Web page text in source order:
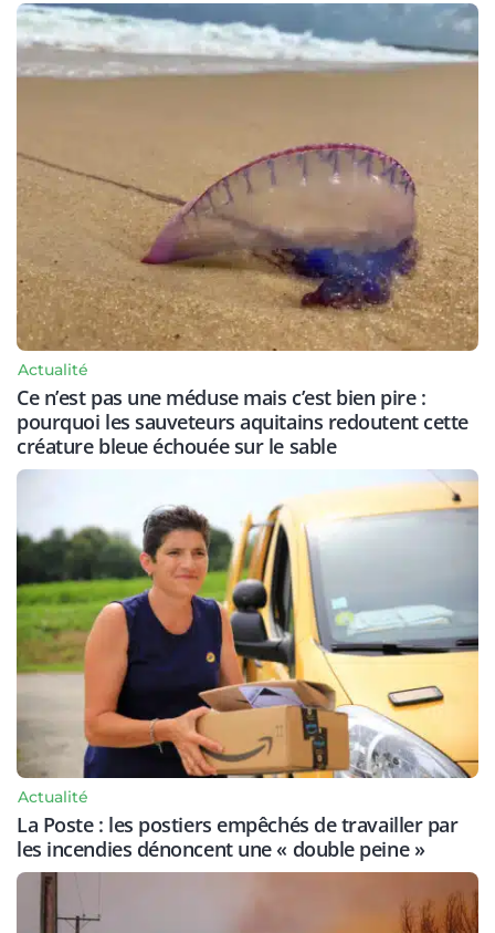
Actualité
Ce n’est pas une méduse mais c’est bien pire :
pourquoi les sauveteurs aquitains redoutent cette
créature bleue échouée sur le sable
Actualité
La Poste : les postiers empêchés de travailler par
les incendies dénoncent une « double peine »